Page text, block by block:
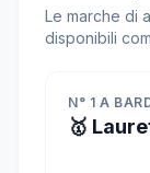
Le marche di
disponibili
N° 1 A
🥇